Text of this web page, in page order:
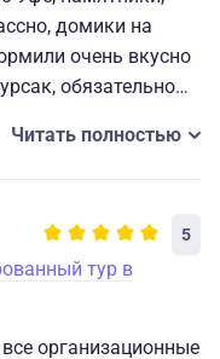
домики на
очень вкусно
обязательно
на
10 градусов,
- кабинки
Читать полностью
5
тур в
организационные